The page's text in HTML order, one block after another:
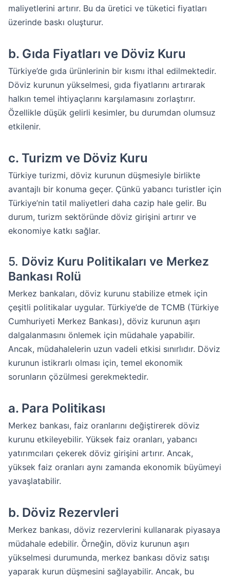
maliyetlerini artırır. Bu da üretici ve tüketici fiyatları
üzerinde baskı oluşturur.
b. Gıda Fiyatları ve Döviz Kuru
Türkiye’de gıda ürünlerinin bir kısmı ithal edilmektedir.
Döviz kurunun yükselmesi, gıda fiyatlarını artırarak
halkın temel ihtiyaçlarını karşılamasını zorlaştırır.
Özellikle düşük gelirli kesimler, bu durumdan olumsuz
etkilenir.
c. Turizm ve Döviz Kuru
Türkiye turizmi, döviz kurunun düşmesiyle birlikte
avantajlı bir konuma geçer. Çünkü yabancı turistler için
Türkiye’nin tatil maliyetleri daha cazip hale gelir. Bu
durum, turizm sektöründe döviz girişini artırır ve
ekonomiye katkı sağlar.
5. Döviz Kuru Politikaları ve Merkez
Bankası Rolü
Merkez bankaları, döviz kurunu stabilize etmek için
çeşitli politikalar uygular. Türkiye’de de TCMB (Türkiye
Cumhuriyeti Merkez Bankası), döviz kurunun aşırı
dalgalanmasını önlemek için müdahale yapabilir.
Ancak, müdahalelerin uzun vadeli etkisi sınırlıdır. Döviz
kurunun istikrarlı olması için, temel ekonomik
sorunların çözülmesi gerekmektedir.
a. Para Politikası
Merkez bankası, faiz oranlarını değiştirerek döviz
kurunu etkileyebilir. Yüksek faiz oranları, yabancı
yatırımcıları çekerek döviz girişini artırır. Ancak,
yüksek faiz oranları aynı zamanda ekonomik büyümeyi
yavaşlatabilir.
b. Döviz Rezervleri
Merkez bankası, döviz rezervlerini kullanarak piyasaya
müdahale edebilir. Örneğin, döviz kurunun aşırı
yükselmesi durumunda, merkez bankası döviz satışı
yaparak kurun düşmesini sağlayabilir. Ancak, bu